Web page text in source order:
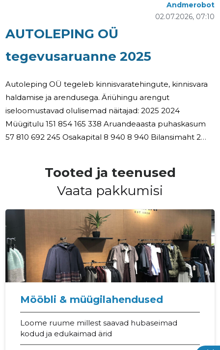
AUTOLEPING OÜ
tegevusaruanne 2025
02.07.2026, 07:10
Andmerobot
Autoleping OÜ tegeleb kinnisvaratehingute, kinnisvara
haldamise ja arendusega. Äriühingu arengut
iseloomustavad olulisemad näitajad: 2025 2024
Müügitulu 151 854 165 338 Aruandeaasta puhaskasum
57 810 692 245 Osakapital 8 940 8 940 Bilansimaht 2
hinnangul lõpetatakse 2026 aastal äripindade ja
abipindade müük ja renditakse kinnivarainvesteering.
samuti ei ole ette näha nende tööde teostamist 2026
aastal. Suuremaid investeeringuid 2026
Tooted ja teenused
Vaata pakkumisi
Mööbli & müügilahendused
Loome ruume millest saavad hubaseimad
kodud ja edukaimad ärid